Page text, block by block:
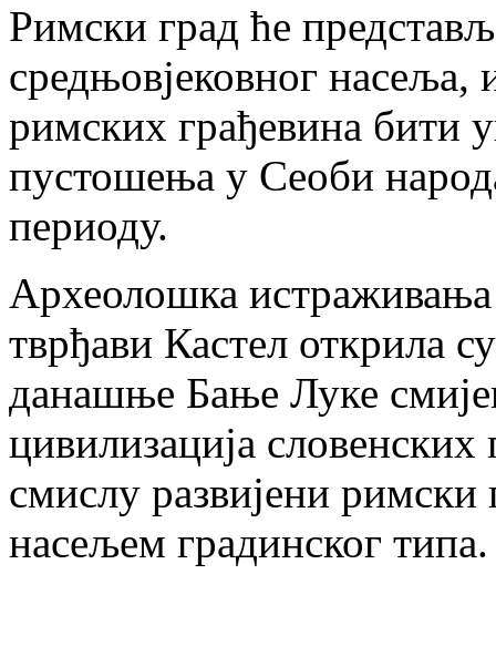
Римски град ће
средњовјековног насеља,
римских грађевина бити
пустошења у Сеоби
периоду.
Археолошка
тврђави Кастел открила
данашње Бање Луке
цивилизација
смислу развијени римски
насељем градинског типа.